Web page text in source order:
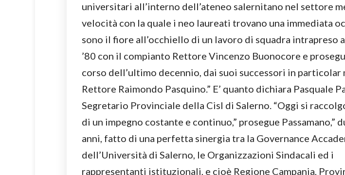
universitari all’interno dell’ateneo salernitano nel settore
velocità con la quale i neo laureati trovano una immediata
sono il fiore all’occhiello di un lavoro di squadra intrapreso
’80 con il compianto Rettore Vincenzo Buonocore e
corso dell’ultimo decennio, dai suoi successori in particolar
Rettore Raimondo Pasquino.” E’ quanto dichiara Pasquale
Segretario Provinciale della Cisl di Salerno. “Oggi si
di un impegno costante e continuo,” prosegue Passamano,”
anni, fatto di una perfetta sinergia tra la Governance
dell’Università di Salerno, le Organizzazioni Sindacali ed i
rappresentanti istituzionali, e cioè Regione Campania,